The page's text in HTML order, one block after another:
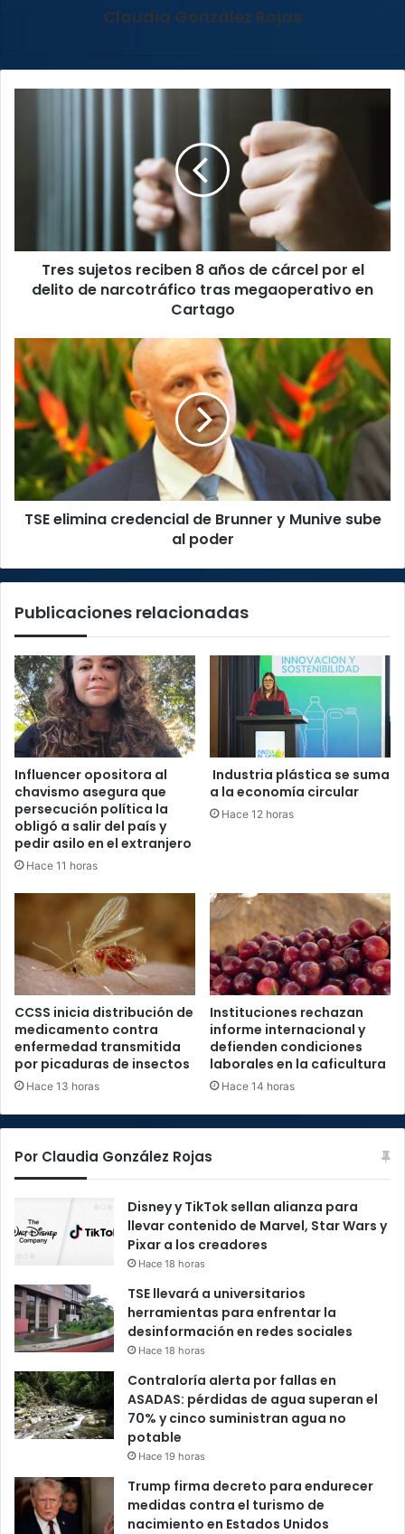
Claudia González Rojas
el
delito
megaoperativo
en
Cartago
Tres sujetos reciben 8 años de cárcel por el
delito de narcotráfico tras megaoperativo en
Cartago
TSE
elimina
credencial
de
Brunner
Munive
sube
al
poder
TSE elimina credencial de Brunner y Munive sube
al poder
Publicaciones relacionadas
Influencer opositora al
chavismo asegura que
persecución política la
obligó a salir del país y
pedir asilo en el extranjero
Hace 11 horas
Industria plástica se suma
a la economía circular
Hace 12 horas
CCSS inicia distribución de
medicamento contra
enfermedad transmitida
por picaduras de insectos
Hace 13 horas
Instituciones rechazan
informe internacional y
defienden condiciones
laborales en la caficultura
Hace 14 horas
Por Claudia González Rojas
Disney y TikTok sellan alianza para
llevar contenido de Marvel, Star Wars y
Pixar a los creadores
Hace 18 horas
TSE llevará a universitarios
herramientas para enfrentar la
desinformación en redes sociales
Hace 18 horas
Contraloría alerta por fallas en
ASADAS: pérdidas de agua superan el
70% y cinco suministran agua no
potable
Hace 19 horas
Trump firma decreto para endurecer
medidas contra el turismo de
nacimiento en Estados Unidos